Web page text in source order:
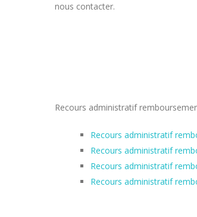
nous contacter.
Recours administratif
Recours administratif
Recours administratif
Recours administratif
Recours administratif